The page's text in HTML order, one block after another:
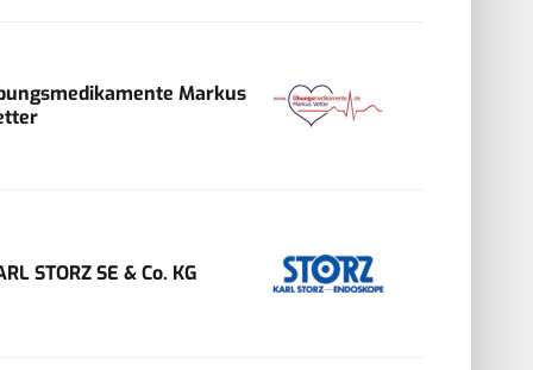
Markus
STORZ SE & Co. KG